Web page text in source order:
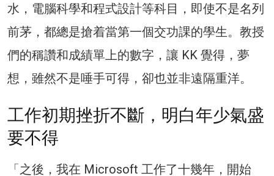
水，電腦科學和程式設計等科目，即使不是名列
前茅，都總是搶着當第一個交功課的學生。教授
們的稱讚和成績單上的數字，讓 KK 覺得，夢
想，雖然不是唾手可得，卻也並非遠隔重洋。
工作初期挫折不斷，明白年少氣盛
要不得
「之後，我在 Microsoft 工作了十幾年，開始